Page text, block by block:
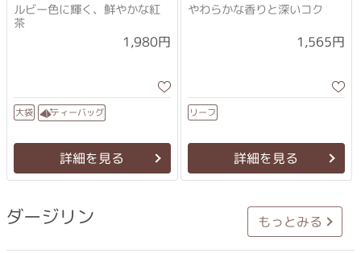
ルビー色に輝く、鮮やかな紅
茶
1,980円
大袋 ティーバッグ
詳細を見る
やわらかな香りと深いコク
1,565円
リーフ
詳細を見る
ダージリン もっとみる